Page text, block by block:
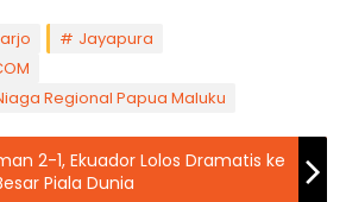
Jayapura
Regional Papua Maluku
2-1, Ekuador Lolos Dramatis ke
Piala Dunia